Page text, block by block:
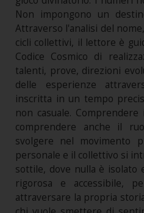
Non impongono un
Attraverso l'analisi del
cicli collettivi, il lettore è
Codice Cosmico di
talenti, prove, direzioni
delle esperienze
inscritta in un tempo
non casuale.
comprendere anche il
svolgere nel movimento
personale e il collettivo si
sottile, dove nulla è isolato
rigorosa e accessibile,
attraversare la propria